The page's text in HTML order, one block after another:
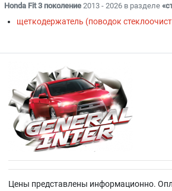
Honda Fit 3 поколение 2013 - 2026 в разделе
щеткодержатель (поводок
Цены представлены информационно.